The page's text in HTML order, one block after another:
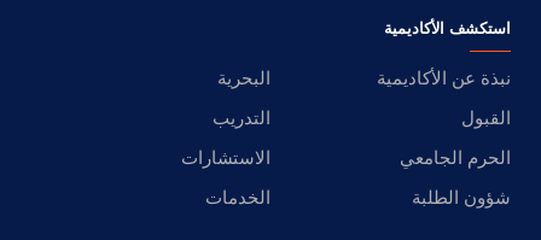
استكشف الأكاديمية
نبذة عن الأكاديمية
البحرية
القبول
التدريب
الحرم الجامعي
الاستشارات
شؤون الطلبة
الخدمات